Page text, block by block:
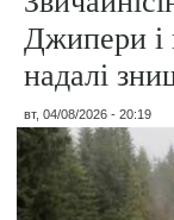
Джипери і
надалі
вт, 04/08/2026 - 20:19